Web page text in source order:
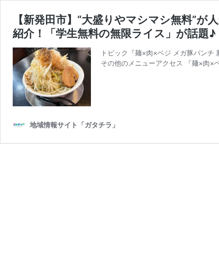
【新発田市】“大盛りやマシマシ無料”
紹介！「学生無料の無限ライス」が話題♪
トピック『麺×肉×ベジ メガ豚パン
その他のメニューアクセス 『麺×肉
地域情報サイト「ガタチラ」